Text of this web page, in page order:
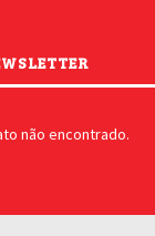
não encontrado.